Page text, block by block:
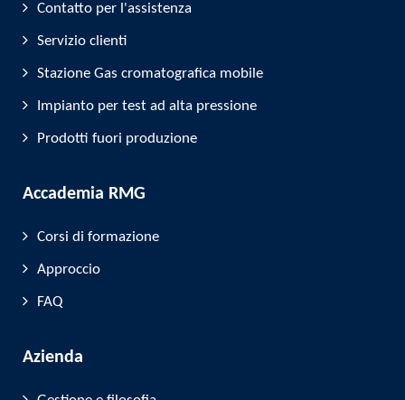
Contatto per l'assistenza
Servizio clienti
Stazione Gas cromatografica mobile
Impianto per test ad alta pressione
Prodotti fuori produzione
Accademia RMG
Corsi di formazione
Approccio
FAQ
Azienda